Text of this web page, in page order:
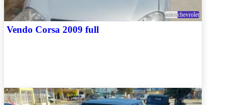
autoschevrolet
Vendo Corsa 2009 full